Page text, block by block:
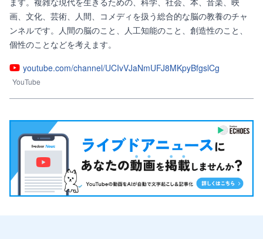
画、文化、芸術、人間、コメディを扱う総合的な脳の教養のチャ
ンネルです。人間の脳のこと、人工知能のこと、創造性のこと、
個性のことなどを考えます。
youtube.com/channel/UCIvVJaNmUFJ8MKpyBfgslCg
YouTube